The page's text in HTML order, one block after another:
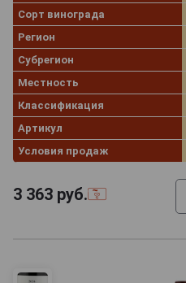
Сорт винограда
Регион
Субрегион
Местность
Классификация
Артикул
Условия продаж
3 363 руб.